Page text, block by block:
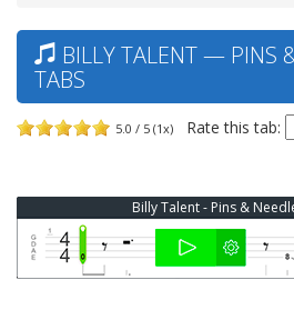
BILLY TALENT — PINS
TABS
5.0 / 5 (1x) Rate this tab:
Billy Talent - Pins &